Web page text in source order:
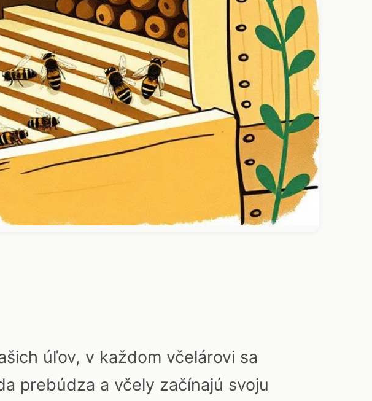
úľov, v každom včelárovi sa
prebúdza a včely začínajú svoju